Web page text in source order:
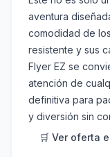
aventura
comodidad de
resistente y sus
Flyer EZ se
atención de
definitiva para
y diversión sin
🛒 Ver oferta